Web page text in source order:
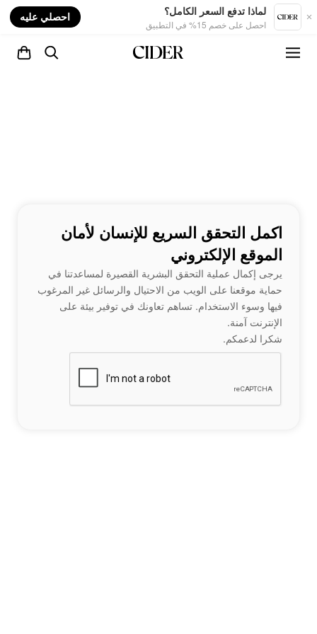
لماذا تدفع السعر الكامل؟
احصل على خصم 15% في التطبيق
احصلي عليه
اكمل التحقق السريع للإنسان لأمان
الموقع الإلكتروني
يرجى إكمال عملية التحقق البشرية القصيرة لمساعدتنا في
حماية موقعنا على الويب من الاحتيال والرسائل غير المرغوب
فيها وسوء الاستخدام. تساهم تعاونك في توفير بيئة على
الإنترنت آمنة.
شكرا لدعمكم.